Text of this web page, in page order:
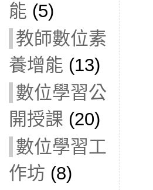
能 (5)
教師數位素
養增能 (13)
數位學習公
開授課 (20)
數位學習工
作坊 (8)